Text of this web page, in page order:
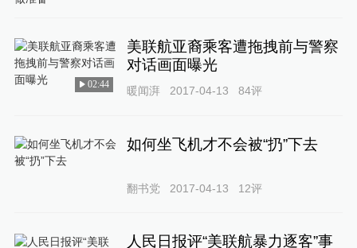
02:44
美联航亚裔乘客遭拖拽前与警察
对话画面曝光
暖闻湃 2017-04-13 84评
如何坐飞机才不会被“扔”下去
翻书党 2017-04-13 12评
人民日报评“美联航暴力逐客”事